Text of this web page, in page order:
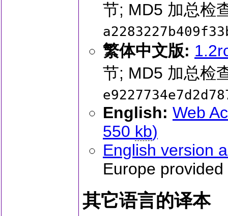
节; MD5 加总检
繁体中文版:
节; MD5 加总检
English: Web
550 kb)
English version
Europe
其它语言的译本